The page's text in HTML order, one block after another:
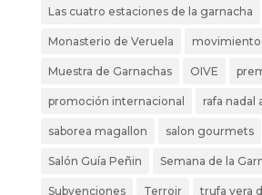
Las cuatro estaciones de la garnacha
Monasterio de Veruela movimiento
Muestra de Garnachas OIVE
promoción internacional rafa nadal
saborea magallon salon gourmets
Salón Guía Peñin Semana de la
Subvenciones Terroir trufa vera